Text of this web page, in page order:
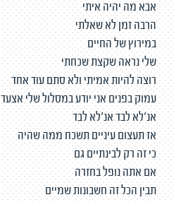
אבא מה יהיה איתי
הרבה זמן לא שאלתי
במירוץ של החיים
שלי נראה שקצת שכחתי
רוצה להיות אמיתי ולא סתם עוד אחד
עמוק בפנים אני יודע במסלול שלי אצעד
אנ'לא לבד אנ'לא לבד
אז תעצום עיניים תשכח ממה שהיה
כי זה רק לבינתיים גם
אם אתה נופל בחזרה
תבין הכל זה חשבונות שמיים